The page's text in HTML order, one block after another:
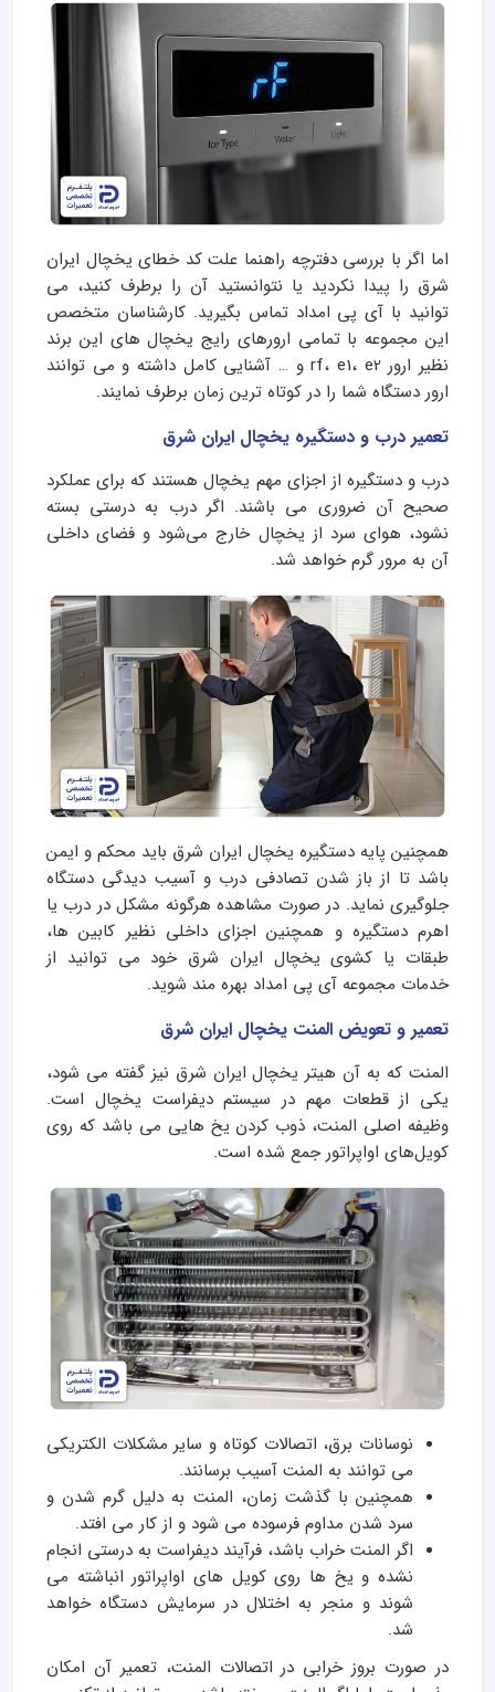
اما اگر با بررسی دفترچه راهنما علت کد خطای یخچال ایران
شرق را پیدا نکردید یا نتوانستید آن را برطرف کنید، می
توانید با آی پی امداد تماس بگیرید. کارشناسان متخصص
این مجموعه با تمامی ارورهای رایج یخچال های این برند
نظیر ارور rf، e1، e2 و … آشنایی کامل داشته و می توانند
ارور دستگاه شما را در کوتاه ترین زمان برطرف نمایند.
تعمیر درب و دستگیره یخچال ایران شرق
درب و دستگیره از اجزای مهم یخچال هستند که برای عملکرد
صحیح آن ضروری می باشند. اگر درب به درستی بسته
نشود، هوای سرد از یخچال خارج می‌شود و فضای داخلی
آن به مرور گرم خواهد شد.
همچنین پایه دستگیره یخچال ایران شرق باید محکم و ایمن
باشد تا از باز شدن تصادفی درب و آسیب دیدگی دستگاه
جلوگیری نماید. در صورت مشاهده هرگونه مشکل در درب یا
اهرم دستگیره و همچنین اجزای داخلی نظیر کابین ها،
طبقات یا کشوی یخچال ایران شرق خود می توانید از
خدمات مجموعه آی پی امداد بهره مند شوید.
تعمیر و تعویض المنت یخچال ایران شرق
المنت که به آن هیتر یخچال ایران شرق نیز گفته می‌ شود،
یکی از قطعات مهم در سیستم دیفراست یخچال است.
وظیفه اصلی المنت، ذوب کردن یخ‌ هایی می باشد که روی
کویل‌های اواپراتور جمع شده است.
نوسانات برق، اتصالات کوتاه و سایر مشکلات الکتریکی
می‌ توانند به المنت آسیب برسانند.
همچنین با گذشت زمان، المنت به دلیل گرم شدن و
سرد شدن مداوم فرسوده می‌ شود و از کار می‌ افتد.
اگر المنت خراب باشد، فرآیند دیفراست به درستی انجام
نشده و یخ‌ ها روی کویل‌ های اواپراتور انباشته می‌
شوند و منجر به اختلال در سرمایش دستگاه خواهد
شد.
در صورت بروز خرابی در اتصالات المنت، تعمیر آن امکان‌